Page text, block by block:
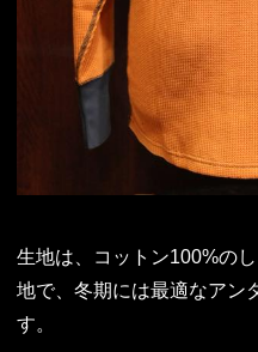
生地は、コットン100%の
地で、冬期には最適なアン
す。